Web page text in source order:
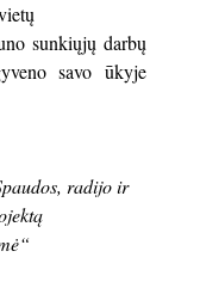
sunkiųjų darbų
savo ūkyje
radijo ir